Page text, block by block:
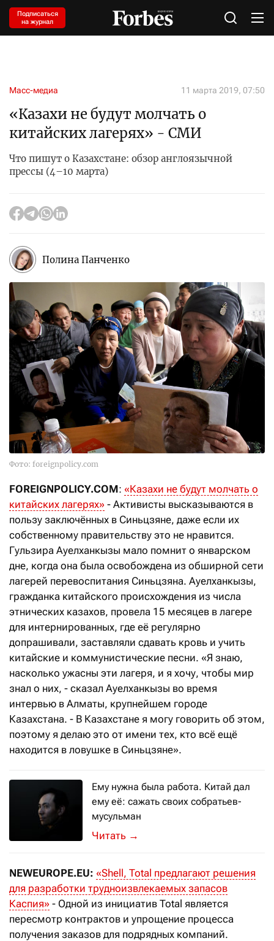
Подписаться
на журнал
Масс-медиа 11 марта 2019, 07:50
«Казахи не будут молчать о
китайских лагерях» - СМИ
Что пишут о Казахстане: обзор англоязычной
прессы (4–10 марта)
Полина Панченко
Фото: foreignpolicy.com
FOREIGNPOLICY.COM: «Казахи не будут молчать о
китайских лагерях» - Активисты высказываются в
пользу заключённых в Синьцзяне, даже если их
собственному правительству это не нравится.
Гульзира Ауелханкызы мало помнит о январском
дне, когда она была освобождена из обширной сети
лагерей перевоспитания Синьцзяна. Ауелханкызы,
гражданка китайского происхождения из числа
этнических казахов, провела 15 месяцев в лагере
для интернированных, где её регулярно
допрашивали, заставляли сдавать кровь и учить
китайские и коммунистические песни. «Я знаю,
насколько ужасны эти лагеря, и я хочу, чтобы мир
знал о них, - сказал Ауелханкызы во время
интервью в Алматы, крупнейшем городе
Казахстана. - В Казахстане я могу говорить об этом,
поэтому я делаю это от имени тех, кто всё ещё
находится в ловушке в Синьцзяне».
Ему нужна была работа. Китай дал
ему её: сажать своих собратьев-
мусульман
Что пишут о Казахстане: обзор
→
NEWEUROPE.EU: «Shell, Total предлагают решения
для разработки трудноизвлекаемых запасов
Каспия» - Одной из инициатив Total является
пересмотр контрактов и упрощение процесса
получения заказов для подрядных компаний.